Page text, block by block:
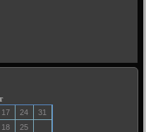
17 24
31
18
25